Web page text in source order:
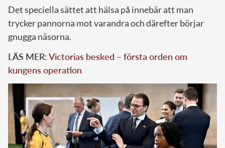
Det speciella sättet att hälsa på innebär att man
trycker pannorna mot varandra och därefter börjar
gnugga näsorna.
LÄS MER:Victorias besked – första orden om
kungens operation